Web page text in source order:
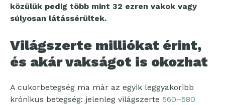
közülük pedig több mint 32 ezren vakok vagy
súlyosan látássérültek.
Világszerte milliókat érint,
és akár vakságot is okozhat
A cukorbetegség ma már az egyik leggyakoribb
krónikus betegség: jelenleg világszerte 560–580